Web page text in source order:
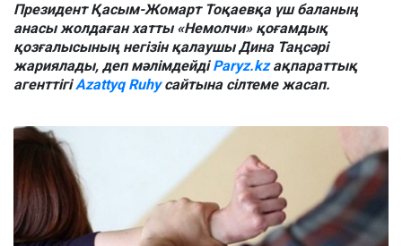
Президент Қасым-Жомарт Тоқаевқа үш баланың
анасы жолдаған хатты «Немолчи» қоғамдық
қозғалысының негізін қалаушы Дина Таңсәрі
жариялады, деп мәлімдейдіParyz.kzақпараттық
агенттігіAzattyq Ruhyсайтына сілтеме жасап.